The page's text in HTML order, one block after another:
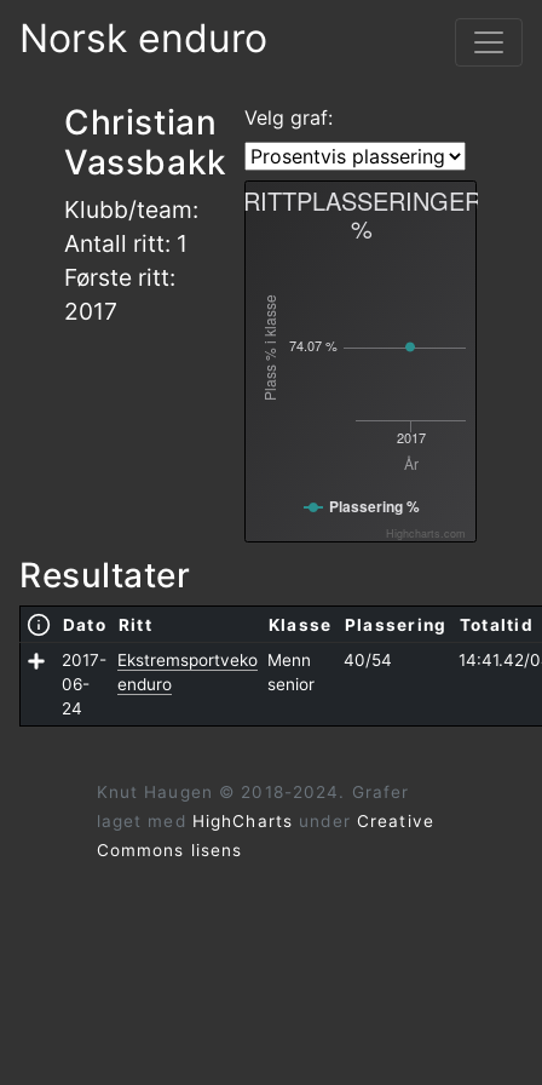
Norsk enduro
Christian
Vassbakk
Klubb/team:
Antall ritt: 1
Første ritt:
2017
Velg graf:
År
Plass % i klasse
RITTPLASSERINGER
%
2017
74.07 %
Plassering %
Highcharts.com
Resultater
Dato Ritt Klasse Plassering
Totaltid
2017-
06-
24
Ekstremsportveko
enduro
Menn
senior
40/54 14:41.42/
Knut Haugen © 2018-2024. Grafer
laget med HighCharts under Creative
Commons lisens